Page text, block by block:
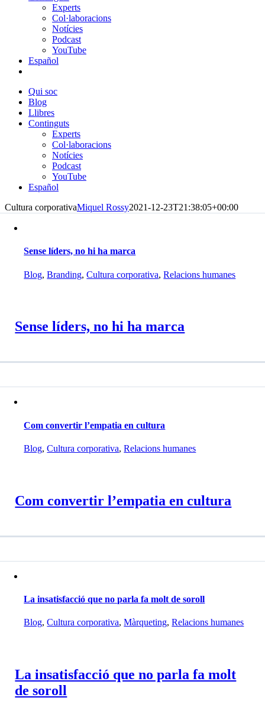
Experts
Col·laboracions
Notícies
Podcast
YouTube
Español
Qui soc
Blog
Llibres
Continguts
Experts
Col·laboracions
Notícies
Podcast
YouTube
Español
Cultura corporativaMiquel Rossy2021-12-23T21:38:05+00:00
Sense líders, no hi ha marca
Blog,Branding,Cultura corporativa,Relacions humanes
Sense líders, no hi ha marca
Com convertir l’empatia en cultura
Blog,Cultura corporativa,Relacions humanes
Com convertir l’empatia en cultura
La insatisfacció que no parla fa molt de soroll
Blog,Cultura corporativa,Màrqueting,Relacions humanes
La insatisfacció que no parla fa molt
de soroll